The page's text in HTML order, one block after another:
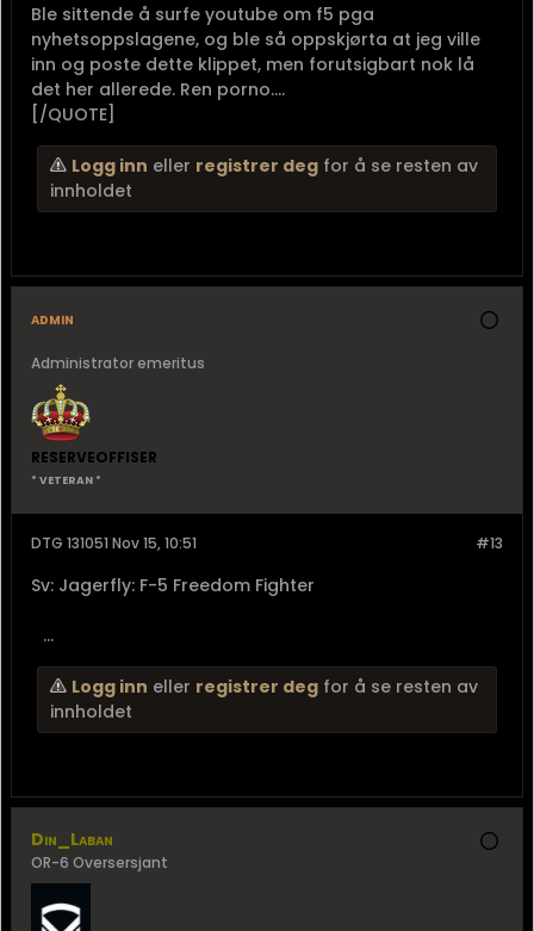
Ble sittende å surfe youtube om f5 pga
nyhetsoppslagene, og ble så oppskjørta at jeg ville
inn og poste dette klippet, men forutsigbart nok lå
det her allerede. Ren porno....
[/QUOTE]
Logg inn eller registrer deg for å se resten av
innholdet
admin
Administrator emeritus
RESERVEOFFISER
* VETERAN *
#13
DTG 131051 Nov 15, 10:51
Sv: Jagerfly: F-5 Freedom Fighter